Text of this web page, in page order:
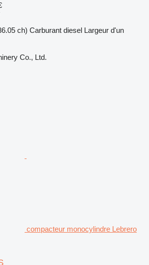
ch) Carburant diesel Largeur d'un
Co., Ltd.
compacteur monocylindre Lebrero